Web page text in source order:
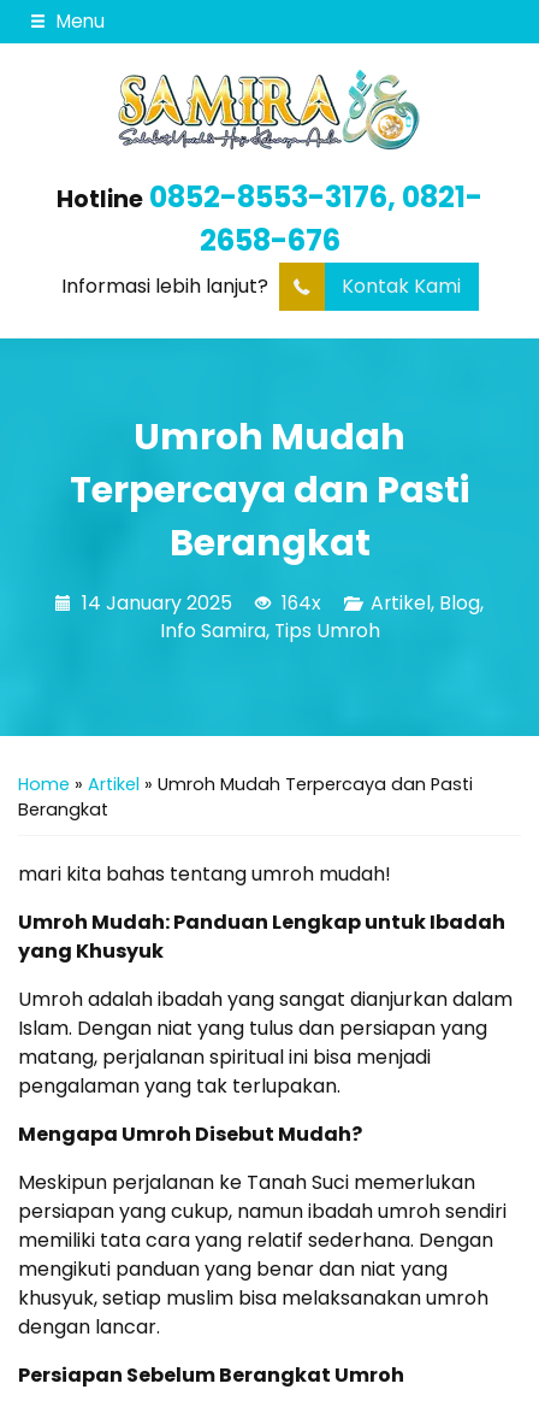
Menu
Hotline 0852-8553-3176, 0821-
2658-676
Informasi lebih lanjut? Kontak Kami
Umroh Mudah
Terpercaya dan Pasti
Berangkat
14 January 2025 164x Artikel, Blog,
Info Samira, Tips Umroh
Home » Artikel » Umroh Mudah Terpercaya dan Pasti
Berangkat
mari kita bahas tentang umroh mudah!
Umroh Mudah: Panduan Lengkap untuk Ibadah
yang Khusyuk
Umroh adalah ibadah yang sangat dianjurkan dalam
Islam. Dengan niat yang tulus dan persiapan yang
matang, perjalanan spiritual ini bisa menjadi
pengalaman yang tak terlupakan.
Mengapa Umroh Disebut Mudah?
Meskipun perjalanan ke Tanah Suci memerlukan
persiapan yang cukup, namun ibadah umroh sendiri
memiliki tata cara yang relatif sederhana. Dengan
mengikuti panduan yang benar dan niat yang
khusyuk, setiap muslim bisa melaksanakan umroh
dengan lancar.
Persiapan Sebelum Berangkat Umroh